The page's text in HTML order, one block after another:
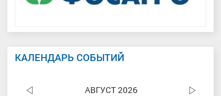
КАЛЕНДАРЬ СОБЫТИЙ
АВГУСТ 2026